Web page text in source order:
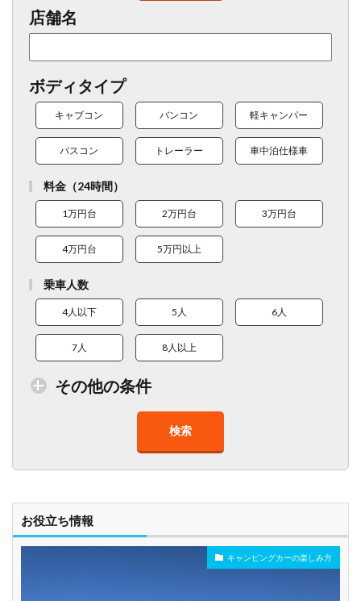
店舗名
ボディタイプ
キャブコン バンコン 軽キャンパー
バスコン トレーラー 車中泊仕様車
料金（24時間）
1万円台 2万円台 3万円台
4万円台 5万円以上
乗車人数
4人以下 5人 6人
7人 8人以上
その他の条件
車椅子対応
検索
お役立ち情報
キャンピングカーの楽しみ方